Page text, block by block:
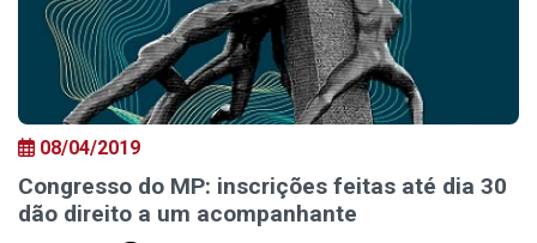
08/04/2019
Congresso do MP: inscrições feitas até dia 30
dão direito a um acompanhante